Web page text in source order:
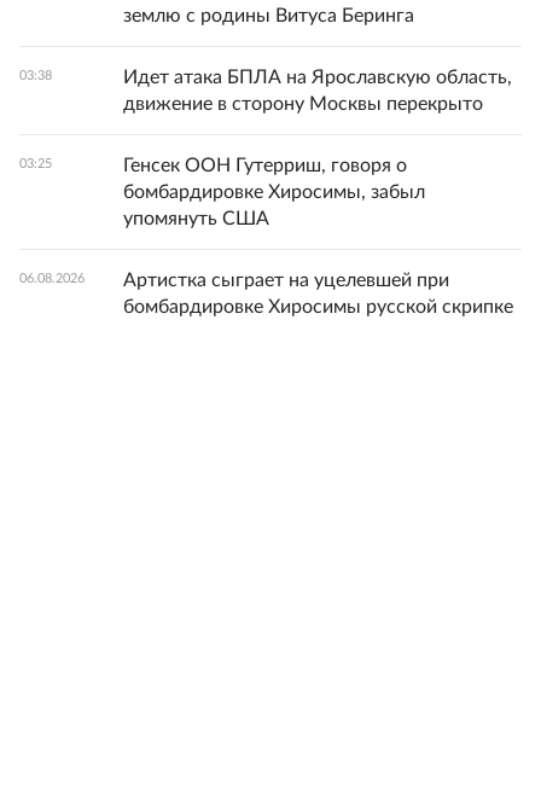
землю с родины Витуса Беринга
03:38
Идет атака БПЛА на Ярославскую область,
движение в сторону Москвы перекрыто
03:25
Генсек ООН Гутерриш, говоря о
бомбардировке Хиросимы, забыл
упомянуть США
06.08.2026
Артистка сыграет на уцелевшей при
бомбардировке Хиросимы русской скрипке